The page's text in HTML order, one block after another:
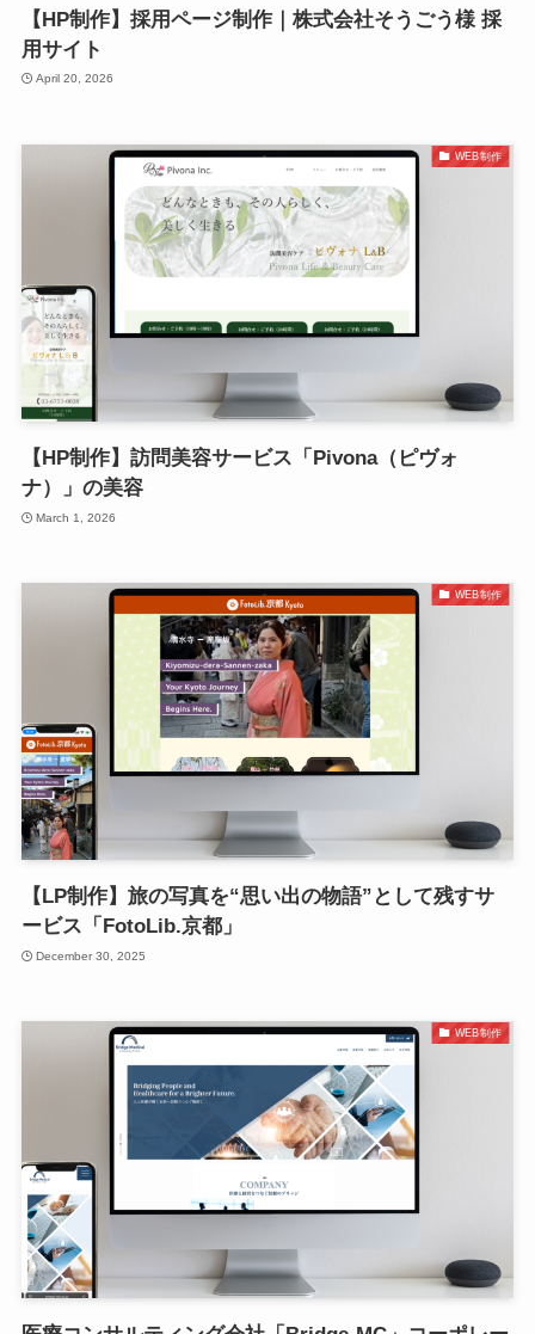
【HP制作】採用ページ制作｜株式会社そうごう様 採
用サイト
April 20, 2026
WEB制作
【HP制作】訪問美容サービス「Pivona（ピヴォ
ナ）」の美容
March 1, 2026
WEB制作
【LP制作】旅の写真を“思い出の物語”として残すサ
ービス「FotoLib.京都」
December 30, 2025
WEB制作